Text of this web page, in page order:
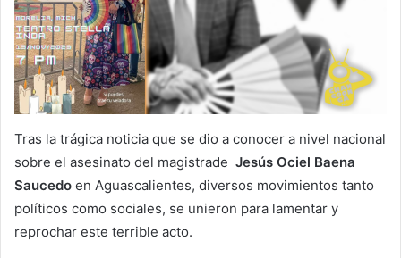
Tras la trágica noticia que se dio a conocer a nivel nacional
sobre el asesinato del magistrade Jesús Ociel Baena
Saucedo en Aguascalientes, diversos movimientos tanto
políticos como sociales, se unieron para lamentar y
reprochar este terrible acto.